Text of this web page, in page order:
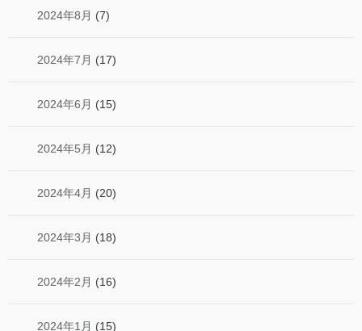
2024年8月 (7)
2024年7月 (17)
2024年6月 (15)
2024年5月 (12)
2024年4月 (20)
2024年3月 (18)
2024年2月 (16)
2024年1月 (15)